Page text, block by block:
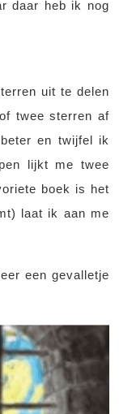
daar heb ik nog
uit te delen
twee sterren af
en twijfel ik
lijkt me twee
boek is het
laat ik aan me
een gevalletje